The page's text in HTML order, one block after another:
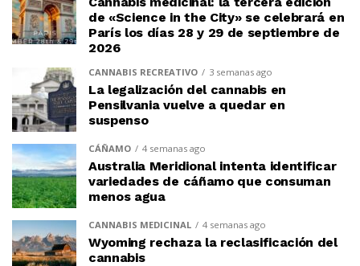
de «Science in the City» se celebrará en
París los días 28 y 29 de septiembre de
2026
CANNABIS RECREATIVO 3 semanas ago
La legalización del cannabis en
Pensilvania vuelve a quedar en
suspenso
CÁÑAMO 4 semanas ago
Australia Meridional intenta identificar
variedades de cáñamo que consuman
menos agua
CANNABIS MEDICINAL 4 semanas ago
Wyoming rechaza la reclasificación del
cannabis